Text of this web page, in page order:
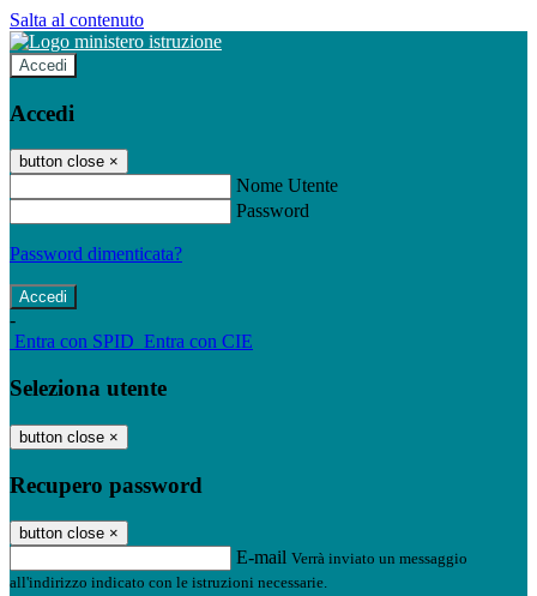
Salta al contenuto
Accedi
Accedi
button close ×
Nome Utente
Password
Password dimenticata?
-
Entra con SPID Entra con CIE
Seleziona utente
button close ×
Recupero password
button close ×
E-mail Verrà inviato un messaggio
all'indirizzo indicato con le istruzioni necessarie.